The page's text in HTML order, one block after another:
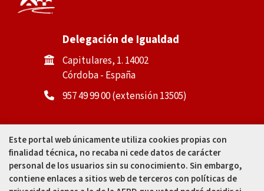
Delegación de Igualdad
Capitulares, 1. 14002
Córdoba - España
957 49 99 00 (extensión 13505)
Casa de la Igualdad
Calle Padre Cosme Muñoz, 4
(tras Mercado Corredera). 14002
Córdoba - España
Este portal web únicamente utiliza cookies propias con
finalidad técnica, no recaba ni cede datos de carácter
personal de los usuarios sin su conocimiento. Sin embargo,
contiene enlaces a sitios web de terceros con políticas de